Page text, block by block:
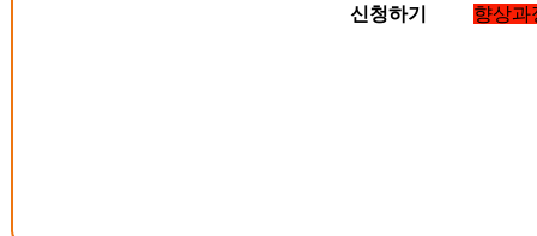
신청하기
향상과